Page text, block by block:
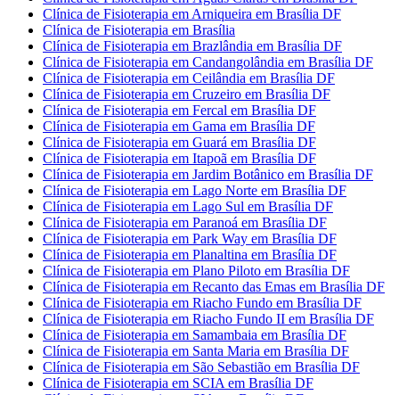
Clínica de Fisioterapia em Arniqueira em Brasília DF
Clínica de Fisioterapia em Brasília
Clínica de Fisioterapia em Brazlândia em Brasília DF
Clínica de Fisioterapia em Candangolândia em Brasília DF
Clínica de Fisioterapia em Ceilândia em Brasília DF
Clínica de Fisioterapia em Cruzeiro em Brasília DF
Clínica de Fisioterapia em Fercal em Brasília DF
Clínica de Fisioterapia em Gama em Brasília DF
Clínica de Fisioterapia em Guará em Brasília DF
Clínica de Fisioterapia em Itapoã em Brasília DF
Clínica de Fisioterapia em Jardim Botânico em Brasília DF
Clínica de Fisioterapia em Lago Norte em Brasília DF
Clínica de Fisioterapia em Lago Sul em Brasília DF
Clínica de Fisioterapia em Paranoá em Brasília DF
Clínica de Fisioterapia em Park Way em Brasília DF
Clínica de Fisioterapia em Planaltina em Brasília DF
Clínica de Fisioterapia em Plano Piloto em Brasília DF
Clínica de Fisioterapia em Recanto das Emas em Brasília DF
Clínica de Fisioterapia em Riacho Fundo em Brasília DF
Clínica de Fisioterapia em Riacho Fundo II em Brasília DF
Clínica de Fisioterapia em Samambaia em Brasília DF
Clínica de Fisioterapia em Santa Maria em Brasília DF
Clínica de Fisioterapia em São Sebastião em Brasília DF
Clínica de Fisioterapia em SCIA em Brasília DF